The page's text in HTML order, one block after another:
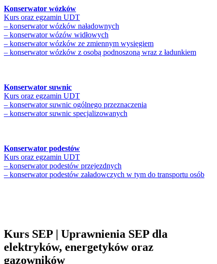
Konserwator wózków
Kurs oraz egzamin UDT
– konserwator wózków naładownych
– konserwator wózów widłowych
– konserwator wózków ze zmiennym wysięgiem
– konserwator wózków z osobą podnoszoną wraz z ładunkiem
Konserwator suwnic
Kurs oraz egzamin UDT
– konserwator suwnic ogólnego przeznaczenia
– konserwator suwnic specjalizowanych
Konserwator podestów
Kurs oraz egzamin UDT
– konserwator podestów przejezdnych
– konserwator podestów załadowczych w tym do transportu osób
Kurs SEP | Uprawnienia SEP dla
elektryków, energetyków oraz
gazowników